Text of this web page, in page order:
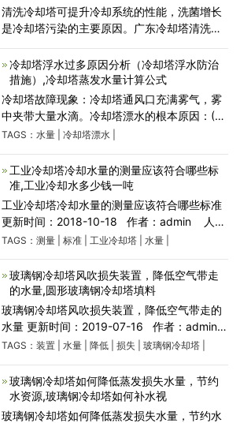
清洗冷却塔可提升冷却系统的性能，洗菌增长
是冷却塔污染的主要原因。广东冷却塔清洗程
序应包括：包括消毒，清洗；包括所有潮湿表
面的清洗；至少每6个月清洗冷却塔一
次。 在化学消毒和机械清
冷却塔浮水过多原因分析（冷却塔浮水防治
措施）,冷却塔蒸发水量计算公式
冷却塔故障现象：冷却塔通风口充满雾气，雾
中夹带大量水滴。冷却塔漂水的根本原因：(1)
所选制冷泵扬程过高。冷却塔出水头过大，造
适，洒水方向与水平方
TAGS： 水量| 冷却塔漂水|
工业冷却塔冷却水量的测量应该符合哪些标
准,工业冷却水多少钱一吨
工业冷却塔冷却水量的测量应该符合哪些标准
更新时间：2018-10-18 作者：admin 人
气：251 工业上面使用的冷却塔都会被注入冷
非常重要的
TAGS： 测量| 标准| 工业冷却塔| 水量|
玻璃钢冷却塔风吹损失装置，降低空气带走
的水量,圆形玻璃钢冷却塔填料
玻璃钢冷却塔风吹损失装置，降低空气带走的
水量 更新时间：2019-07-16 作者：admin
人气：348 玻璃钢冷却塔风吹损失装置，降低
高、重量轻
TAGS： 装置| 水量| 降低| 损失 玻璃钢冷却塔|
玻璃钢冷却塔如何降低蒸发损失水量，节约
水资源,玻璃钢冷却塔如何补水视
玻璃钢冷却塔如何降低蒸发损失水量，节约水